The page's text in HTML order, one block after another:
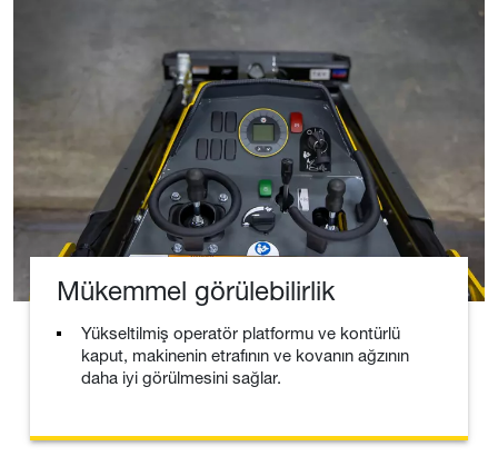
Mükemmel görülebilirlik
Yükseltilmiş operatör platformu ve kontürlü
kaput, makinenin etrafının ve kovanın ağzının
daha iyi görülmesini sağlar.